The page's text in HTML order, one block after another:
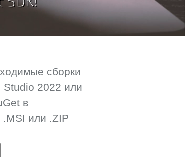
сборки
Studio 2022 или
в
.MSI или .ZIP